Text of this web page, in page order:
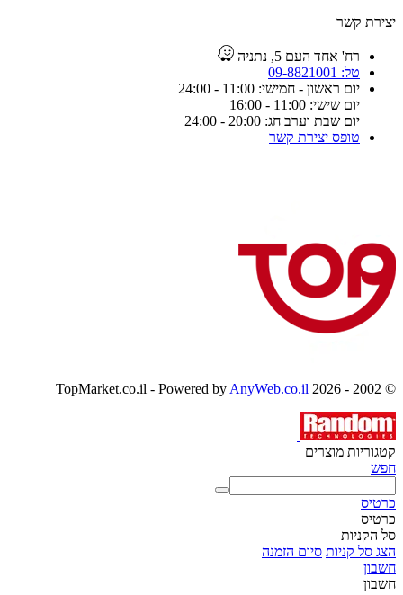
יצירת קשר
רח' אחד העם 5, נתניה
טל: 09-8821001
יום ראשון - חמישי: 11:00 - 24:00
יום שישי: 11:00 - 16:00
יום שבת וערב חג: 20:00 - 24:00
טופס יצירת קשר
© 2002 - 2026 TopMarket.co.il - Powered by
AnyWeb.co.il
קטגוריות מוצרים
חפש
כרטיס
כרטיס
סל הקניות
הצג סל קניות סיום הזמנה
חשבון
חשבון